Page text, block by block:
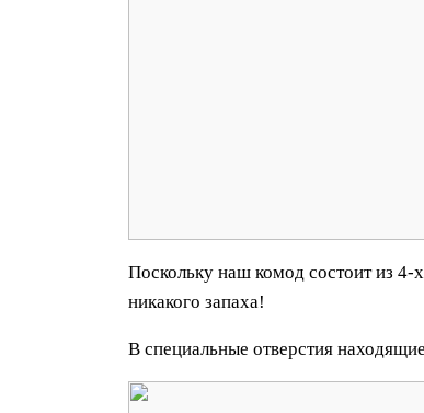
Поскольку наш комод состоит из
никакого запаха!
В специальные отверстия